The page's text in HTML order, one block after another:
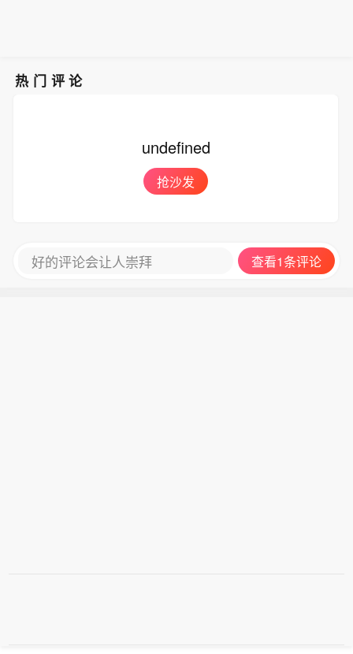
热门评论
undefined
抢沙发
好的评论会让人崇拜 查看1条评论